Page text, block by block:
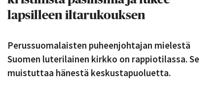
lapsilleen iltarukouksen
Perussuomalaisten puheenjohtajan mielestä
Suomen luterilainen kirkko on rappiotilassa. Se
muistuttaa hänestä keskustapuoluetta.